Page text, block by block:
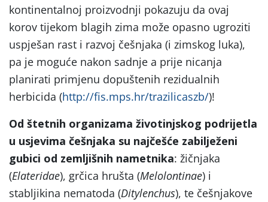
kontinentalnoj proizvodnji pokazuju da ovaj
korov tijekom blagih zima može opasno ugroziti
uspješan rast i razvoj češnjaka (i zimskog luka),
pa je moguće nakon sadnje a prije nicanja
planirati primjenu dopuštenih rezidualnih
herbicida (http://fis.mps.hr/trazilicaszb/)!
Od štetnih organizama životinjskog podrijetla
u usjevima češnjaka su najčešće zabilježeni
gubici od zemljišnih nametnika: žičnjaka
(Elateridae), grčica hrušta (Melolontinae) i
stabljikina nematoda (Ditylenchus), te češnjakove